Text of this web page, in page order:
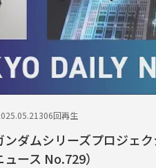
306回再生
ンダムシリーズプロジェ
ース No.729）